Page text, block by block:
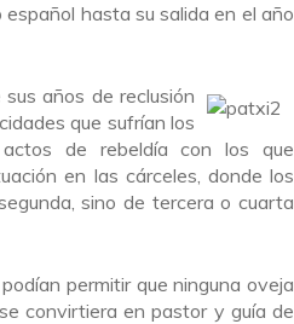
hasta su salida en el año
años de reclusión
que sufrían los
de rebeldía con los que
en las cárceles, donde los
sino de tercera o cuarta
permitir que ninguna oveja
convirtiera en pastor y guía de